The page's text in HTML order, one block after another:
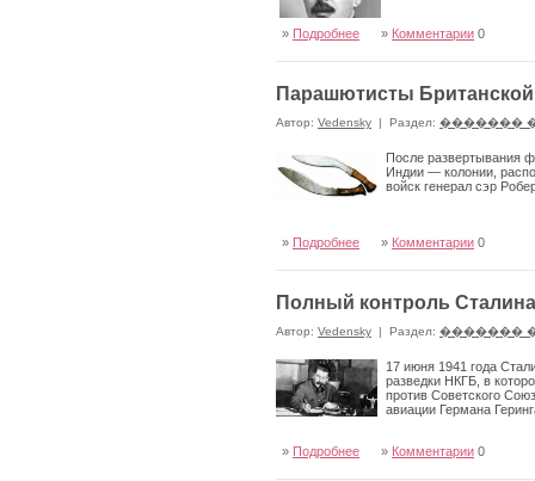
» Подробнее » Комментарии 0
Парашютисты
Автор: Vedensky | Раздел: �������
После развертывания
Индии — колонии,
войск генерал сэр
» Подробнее » Комментарии 0
Полный контроль
Автор: Vedensky | Раздел: �������
17 июня 1941 года
разведки НКГБ, в
против Советского
авиации Германа
» Подробнее » Комментарии 0